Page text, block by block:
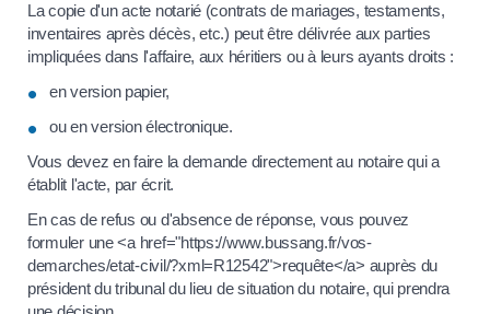
La copie d'un acte notarié (contrats de mariages, testaments,
inventaires après décès, etc.) peut être délivrée aux parties
impliquées dans l'affaire, aux héritiers ou à leurs ayants droits :
en version papier,
ou en version électronique.
Vous devez en faire la demande directement au notaire qui a
établit l'acte, par écrit.
En cas de refus ou d'absence de réponse, vous pouvez
formuler une <a href="https://www.bussang.fr/vos-
demarches/etat-civil/?xml=R12542">requête</a> auprès du
président du tribunal du lieu de situation du notaire, qui prendra